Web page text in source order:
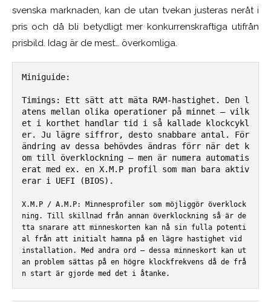
svenska marknaden, kan de utan tvekan justeras neråt i
pris och då bli betydligt mer konkurrenskraftiga utifrån
prisbild. Idag är de mest… överkomliga.
Miniguide:
Timings: Ett sätt att mäta RAM-hastighet. Den l
atens mellan olika operationer på minnet – vilk
et i korthet handlar tid i så kallade klockcykl
er. Ju lägre siffror, desto snabbare antal. För
ändring av dessa behövdes ändras förr när det k
om till överklockning – men är numera automatis
erat med ex. en X.M.P profil som man bara aktiv
erar i UEFI (BIOS).
X.M.P / A.M.P: Minnesprofiler som möjliggör överklock
ning. Till skillnad från annan överklockning så är de
tta snarare att minneskorten kan nå sin fulla potenti
al från att initialt hamna på en lägre hastighet vid
installation. Med andra ord – dessa minneskort kan ut
an problem sättas på en högre klockfrekvens då de frå
n start är gjorde med det i åtanke.